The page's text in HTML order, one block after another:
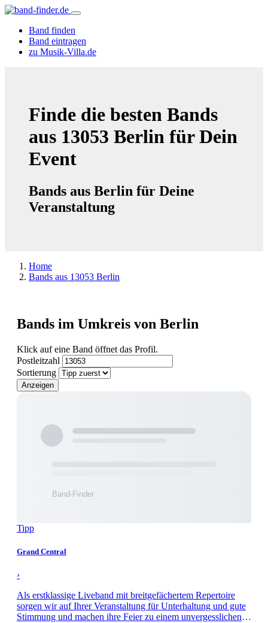
Band finden
Band eintragen
zu Musik-Villa.de
Finde die besten Bands
aus 13053 Berlin für Dein
Event
Bands aus Berlin für Deine
Veranstaltung
Home
Bands aus 13053 Berlin
Bands im Umkreis von Berlin
Klick auf eine Band öffnet das Profil.
Postleitzahl
Sortierung
Anzeigen
Tipp
Grand Central
›
Als erstklassige Liveband mit breitgefächertem Repertoire
sorgen wir auf Ihrer Veranstaltung für Unterhaltung und gute
Stimmung und machen ihre Feier zu einem unvergesslichen